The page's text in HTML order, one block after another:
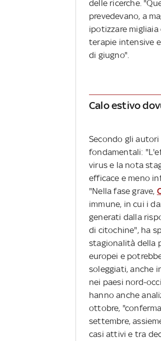
delle ricerche.
prevedevano, a
ipotizzare
terapie intensive
di giugno".
Calo estivo
Secondo gli
fondamentali:
virus e la nota
efficace e meno
"Nella fase grave,
immune, in cui i
generati dalla
di citochine", ha
stagionalità della
europei e
soleggiati, anche
nei paesi nord-
hanno anche
ottobre,
settembre,
casi attivi e tra